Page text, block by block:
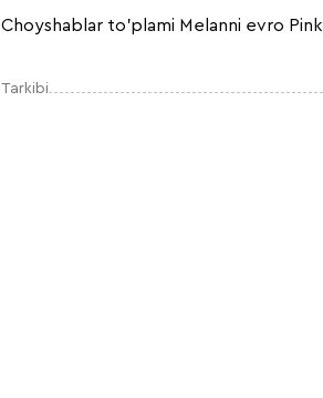
Choyshablar to'plami Melanni evro Pink
Tarkibi